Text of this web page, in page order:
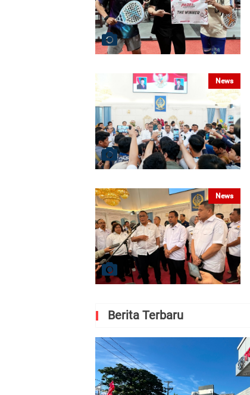
News
News
Berita Terbaru